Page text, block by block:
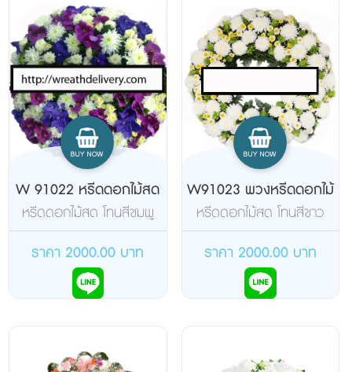
W 91022 หรีดดอกไม้สด
หรีดดอกไม้สด โทนสีชมพู
ขาว ม่วง
ราคา 2000.00 บาท
W91023 พวงหรีดดอกไม้
สด
หรีดดอกไม้สด โทนสีขาว
เขียว เหลือง
ราคา 2000.00 บาท